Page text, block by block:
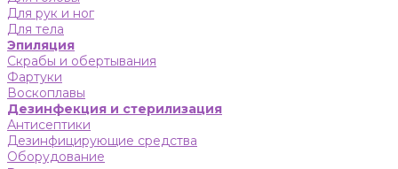
Для рук и ног
Для тела
Эпиляция
Скрабы и обертывания
Фартуки
Воскоплавы
Дезинфекция и стерилизация
Антисептики
Дезинфицирующие средства
Оборудование